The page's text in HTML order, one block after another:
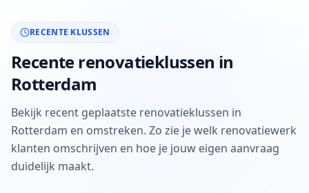
RECENTE KLUSSEN
Recente renovatieklussen in
Rotterdam
Bekijk recent geplaatste renovatieklussen in
Rotterdam en omstreken. Zo zie je welk renovatiewerk
klanten omschrijven en hoe je jouw eigen aanvraag
duidelijk maakt.